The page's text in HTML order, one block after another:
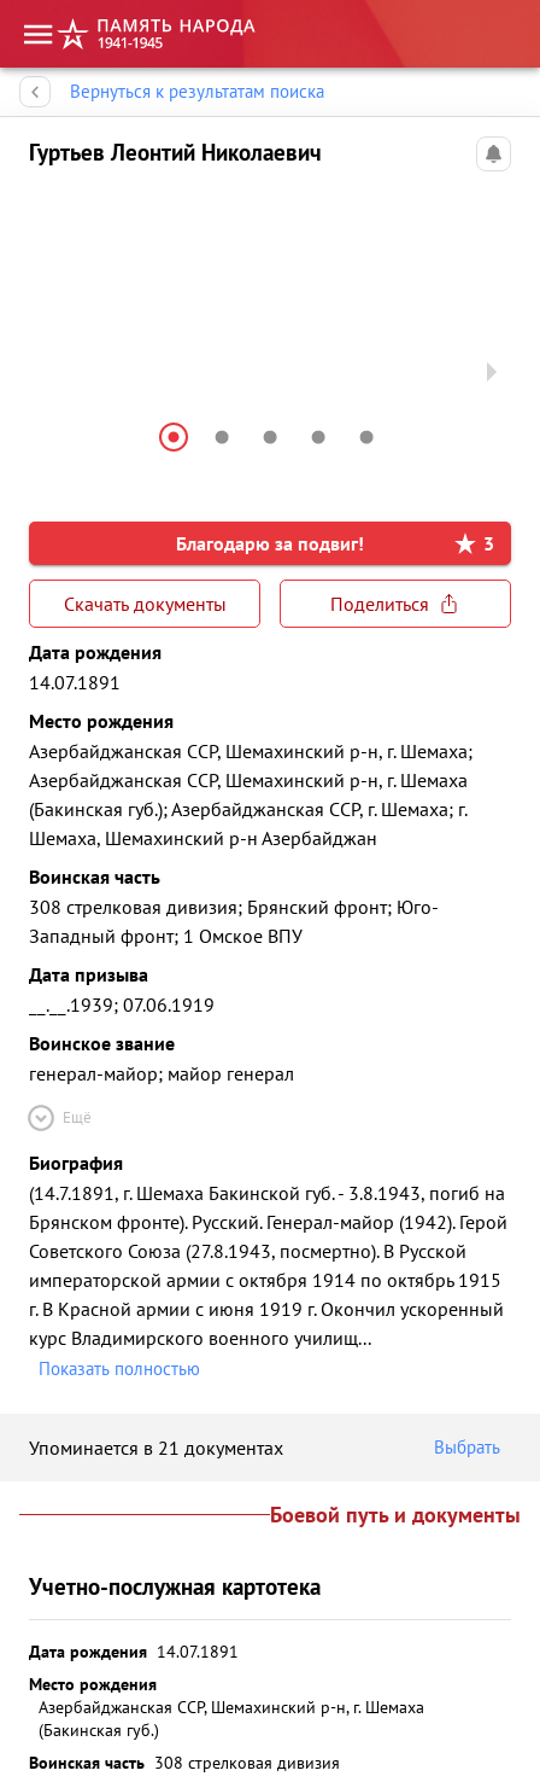
Вернуться к результатам поиска
Гуртьев Леонтий Николаевич
Благодарю за подвиг! 3
Скачать документы
Поделиться
Дата рождения
14.07.1891
Место рождения
Азербайджанская ССР, Шемахинский р-н, г. Шемаха;
Азербайджанская ССР, Шемахинский р-н, г. Шемаха
(Бакинская губ.); Азербайджанская ССР, г. Шемаха; г.
Шемаха, Шемахинский р-н Азербайджан
Воинская часть
308 стрелковая дивизия; Брянский фронт; Юго-
Западный фронт; 1 Омское ВПУ
Дата призыва
__.__.1939; 07.06.1919
Воинское звание
генерал-майор; майор генерал
Ещё
Биография
(14.7.1891, г. Шемаха Бакинской губ. - 3.8.1943, погиб на
Брянском фронте). Русский. Генерал-майор (1942). Герой
Советского Союза (27.8.1943, посмертно). В Русской
императорской армии с октября 1914 по октябрь 1915
г. В Красной армии с июня 1919 г. Окончил ускоренный
курс Владимирского военного училищ...
Показать полностью
Упоминается в 21 документах Выбрать
Боевой путь и документы
Учетно-послужная картотека
Дата рождения 14.07.1891
Место рождения
Азербайджанская ССР, Шемахинский р-н, г. Шемаха
(Бакинская губ.)
Воинская часть 308 стрелковая дивизия
Память народа